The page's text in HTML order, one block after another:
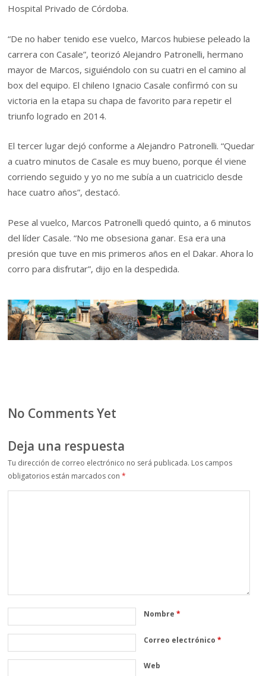
Hospital Privado de Córdoba.
“De no haber tenido ese vuelco, Marcos hubiese peleado la
carrera con Casale”, teorizó Alejandro Patronelli, hermano
mayor de Marcos, siguiéndolo con su cuatri en el camino al
box del equipo. El chileno Ignacio Casale confirmó con su
victoria en la etapa su chapa de favorito para repetir el
triunfo logrado en 2014.
El tercer lugar dejó conforme a Alejandro Patronelli. “Quedar
a cuatro minutos de Casale es muy bueno, porque él viene
corriendo seguido y yo no me subía a un cuatriciclo desde
hace cuatro años”, destacó.
Pese al vuelco, Marcos Patronelli quedó quinto, a 6 minutos
del líder Casale. “No me obsesiona ganar. Esa era una
presión que tuve en mis primeros años en el Dakar. Ahora lo
corro para disfrutar”, dijo en la despedida.
No Comments Yet
Deja una respuesta
Tu dirección de correo electrónico no será publicada. Los campos
obligatorios están marcados con*
Nombre*
Correo electrónico*
Web